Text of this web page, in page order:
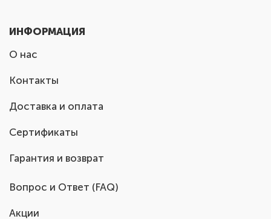
ИНФОРМАЦИЯ
О нас
Контакты
Доставка и оплата
Сертификаты
Гарантия и возврат
Вопрос и Ответ (FAQ)
Акции